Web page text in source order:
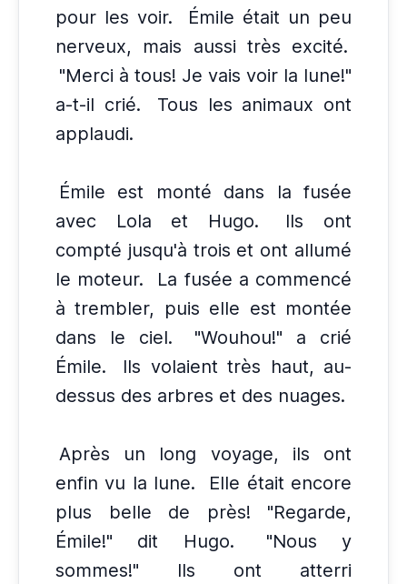
pour les voir.
Émile était un peu
nerveux, mais aussi très excité.
"Merci à tous! Je vais voir la lune!"
a-t-il crié.
Tous les animaux ont
applaudi.
Émile est monté dans la fusée
avec Lola et Hugo.
Ils ont
compté jusqu'à trois et ont allumé
le moteur.
La fusée a commencé
à trembler, puis elle est montée
dans le ciel.
"Wouhou!" a crié
Émile.
Ils volaient très haut, au-
dessus des arbres et des nuages.
Après un long voyage, ils ont
enfin vu la lune.
Elle était encore
plus belle de près! "Regarde,
Émile!" dit Hugo.
"Nous y
sommes!" Ils ont atterri